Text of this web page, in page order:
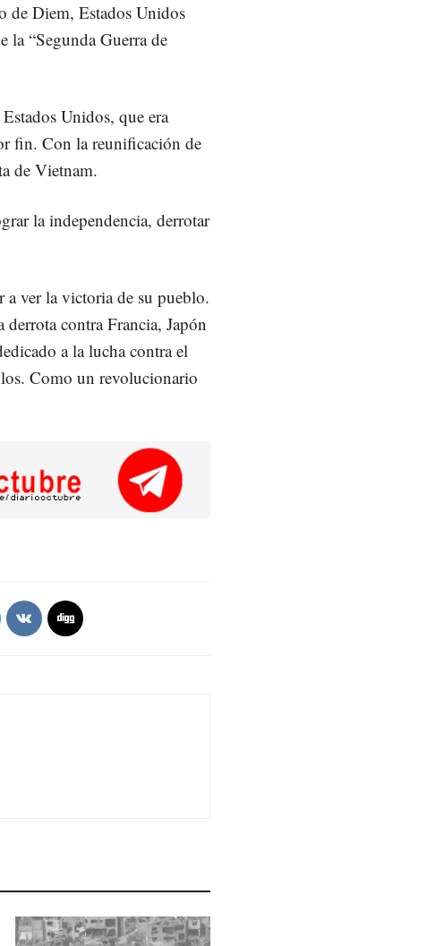
de Diem, Estados Unidos
la “Segunda Guerra de
Unidos, que era
fin. Con la reunificación de
de Vietnam.
la independencia, derrotar
ver la victoria de su pueblo.
contra Francia, Japón
a la lucha contra el
Como un revolucionario